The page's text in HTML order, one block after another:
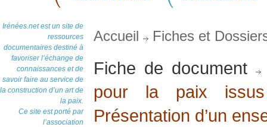
Irénées.net est un site de
ressources
documentaires destiné à
favoriser l’échange de
connaissances et de
savoir faire au service de
la construction d’un art de
la paix.
Ce site est porté par
l’association
Accueil Fiches et
Fiche de document
pour la paix
Présentation d’un